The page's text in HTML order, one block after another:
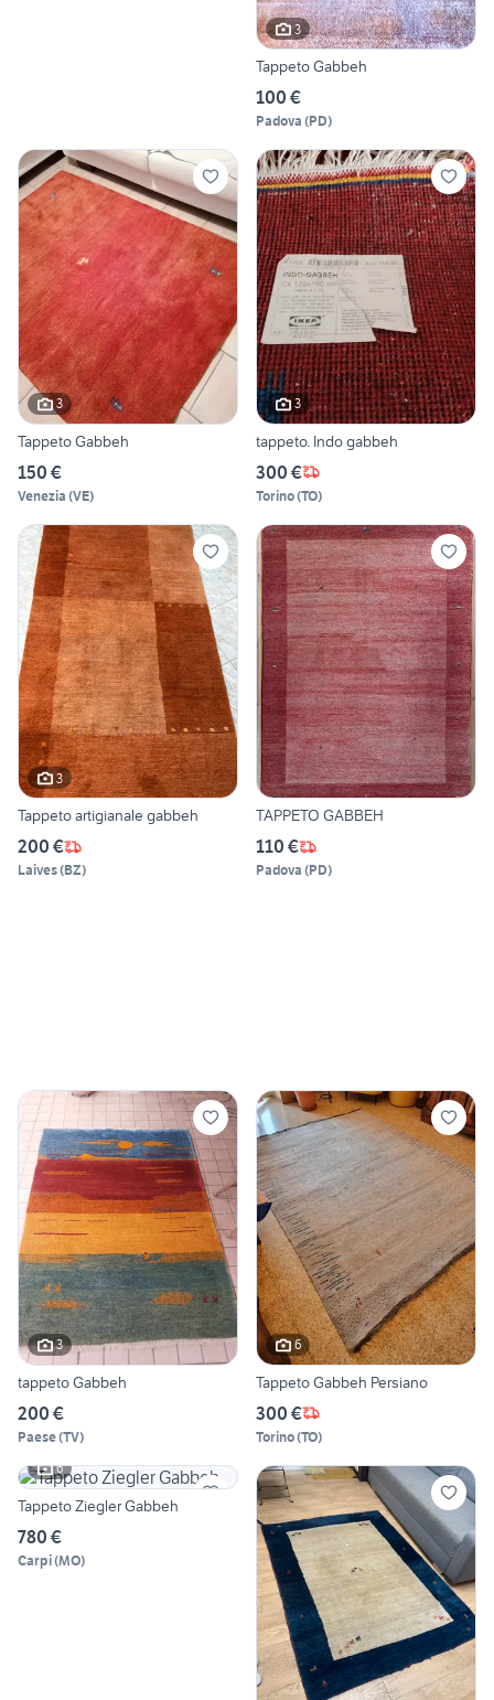
3
Tappeto Gabbeh
100 €
Padova (PD)
3
Tappeto Gabbeh
150 €
Venezia (VE)
3
tappeto. Indo gabbeh
300 €
Torino(TO)
3
Tappeto artigianale gabbeh
200 €
Laives(BZ)
TAPPETO GABBEH
110 €
Padova (PD)
3
tappeto Gabbeh
200 €
Paese(TV)
6
Tappeto Gabbeh Persiano
300 €
Torino(TO)
6
Tappeto Ziegler Gabbeh
780 €
Carpi(MO)